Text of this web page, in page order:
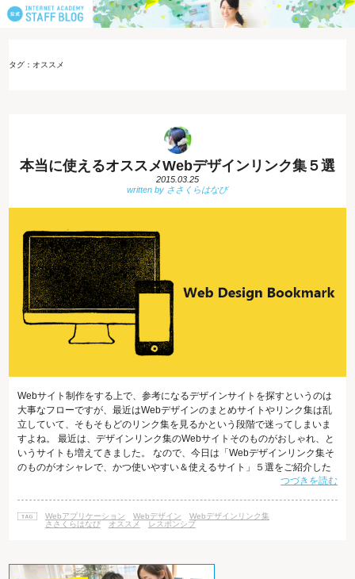
タグ：オススメ
本当に使えるオススメWebデザインリンク集５選
2015.03.25
Webサイト制作をする上で、参考になるデザインサイトを探すというのは
大事なフローですが、最近はWebデザインのまとめサイトやリンク集は乱
立していて、そもそもどのリンク集を見るかという段階で迷ってしまいま
すよね。 最近は、デザインリンク集のWebサイトそのものがおしゃれ、と
いうサイトも増えてきました。 なので、今日は「Webデザインリンク集そ
のものがオシャレで、かつ使いやすい＆使えるサイト」５選をご紹介した
いとおもいます。 Webデザインの勉強やサイト制作の参考にお使いくださ
集めたWebデザインポータルサイト。 "情報設計の参考にしやすく、現場レ
ベルでWEBデザイナーが参考にし易いであろう"優れたWebデザインの
つづきを読む
Webアプリケーション Webデザイン
Webデザインリンク集
ささくらはなび
オススメ レスポンシブ